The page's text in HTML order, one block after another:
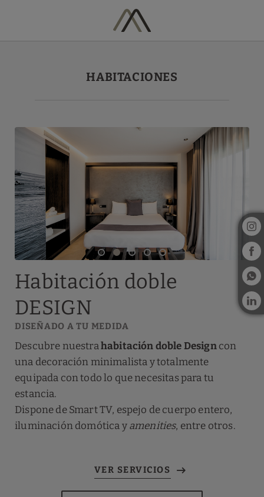
HABITACIONES
Habitación doble
DESIGN
DISEÑADO A TU MEDIDA
Descubre nuestrahabitación doble Designcon
una decoración minimalista y totalmente
equipada con todo lo que necesitas para tu
estancia.
Dispone de Smart TV, espejo de cuerpo entero,
iluminación domótica yamenities, entre otros.